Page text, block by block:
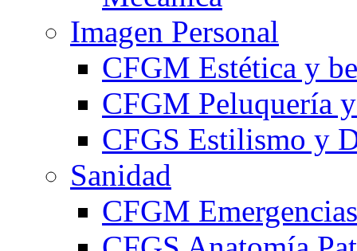
Imagen Personal
CFGM Estética y
CFGM Peluquería
CFGS Estilismo y
Sanidad
CFGM